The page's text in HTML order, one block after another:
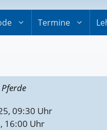
Termine
Pferde
09:30 Uhr
16:00 Uhr